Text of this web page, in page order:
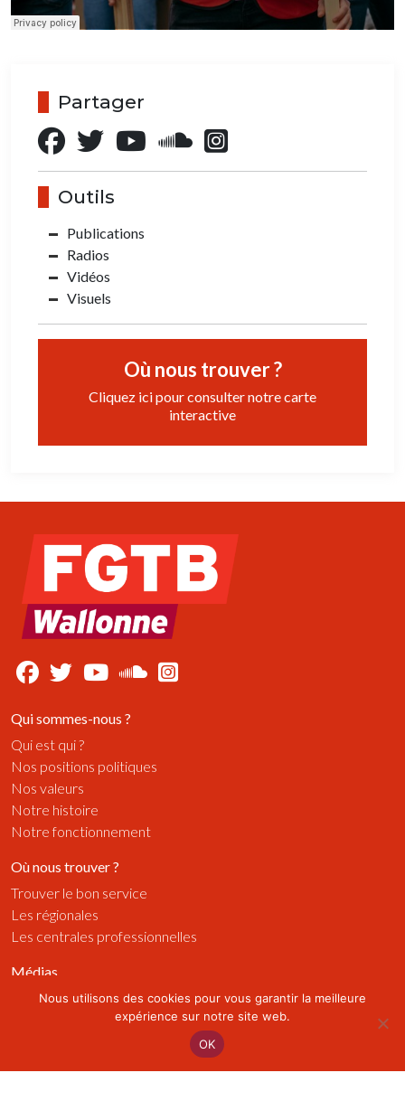
Partager
Outils
Publications
Radios
Vidéos
Visuels
Où nous trouver ?
Cliquez ici pour consulter notre carte
interactive
Qui sommes-nous ?
Qui est qui ?
Nos positions politiques
Nos valeurs
Notre histoire
Notre fonctionnement
Où nous trouver ?
Trouver le bon service
Les régionales
Les centrales professionnelles
Médias
Publications
Nous utilisons des cookies pour vous garantir la meilleure
expérience sur notre site web.
OK